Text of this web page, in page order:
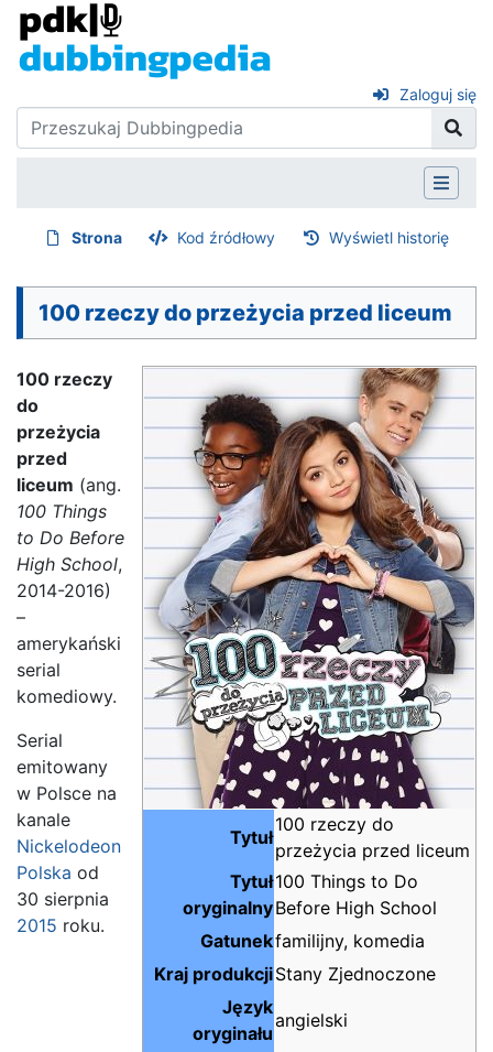
Zaloguj się
Strona Kod źródłowy Wyświetl historię
100 rzeczy do przeżycia przed liceum
Tytuł
100 rzeczy do
przeżycia przed liceum
Tytuł
oryginalny
100 Things to Do
Before High School
Gatunekfamilijny, komedia
Kraj produkcjiStany Zjednoczone
Język
oryginału
angielski
100 rzeczy
do
przeżycia
przed
liceum (ang.
100 Things
to Do Before
High School,
2014-2016)
–
amerykański
serial
komediowy.
Serial
emitowany
w Polsce na
kanale
Nickelodeon
Polska od
30 sierpnia
2015 roku.